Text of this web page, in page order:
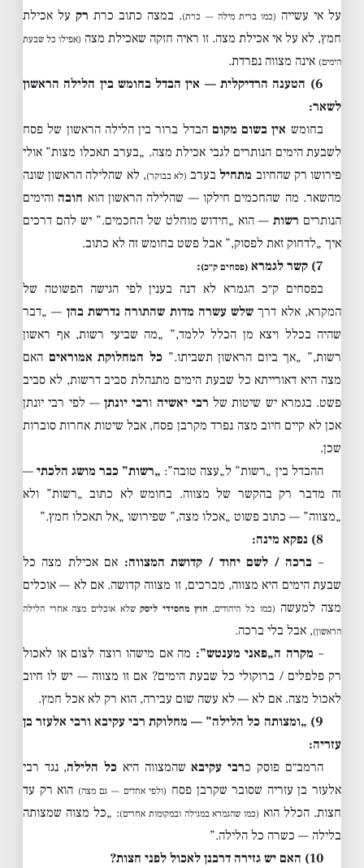
על אי עשייה (כמו ברית מילה — כרת). במצה כתוב כרת רקעל אכילת
חמץ, לא על אי אכילת מצה. זו ראיה חזקה שאכילת מצה (אפילו כל שבעת
הימים) אינה מצווה נפרדת.
6) הטענה הרדיקלית — אין הבדל בחומש בין הלילה הראשון
לשאר:
בחומש אין בשום מקום הבדל ברור בין הלילה הראשון של פסח
לשבעת הימים הנותרים לגבי אכילת מצה. „בערב תאכלו מצות” אולי
פירושו רק שהחיוב מתחילבערב (לא בבוקר), לא שהלילה הראשון שונה
מהשאר. מה שהחכמים חילקו — שהלילה הראשון הוא חובה והימים
הנותרים רשות— הוא „חידוש מוחלט של החכמים.” יש להם דרכים
איך „לדחוק זאת לפסוק,” אבל פשט בחומש זה לא כתוב.
7) קשר לגמרא
(פסחים ק״כ):
בפסחים ק״כ הגמרא לא דנה בענין לפי הגישה הפשוטה של
המקרא, אלא דרך שלש עשרה מדות שהתורה נדרשת בהן — „דבר
שהיה בכלל ויצא מן הכלל ללמד,” „מה שביעי רשות, אף ראשון
רשות,” „אך ביום הראשון תשביתו.” כל המחלוקת אמוראים האם
מצה היא דאורייתא כל שבעת הימים מתנהלת סביב דרשות, לא סביב
פשט. בגמרא יש שיטות של רבי יאשיה ורבי יונתן — לפי רבי יונתן
אכן לא קיים חיוב מצה נפרד מקרבן פסח, אבל שיטות אחרות סוברות
שכן.
ההבדל בין „רשות” ל„עצה טובה”: „רשות” כבר מושג הלכתי—
זה מדבר רק בהקשר של מצווה. בחומש לא כתוב „רשות” ולא
„מצווה” — כתוב פשוט „אכלו מצה,” שפירושו „אל תאכלו חמץ.”
8) נפקא מינה:
– ברכה / לשם יחוד / קדושת המצווה: אם אכילת מצה כל
שבעת הימים היא מצווה, מברכים, זו מצווה קדושה. אם לא — אוכלים
מצה למעשה (כמו כל היהודים, חוץ מחסידי ליסקשלא אוכלים מצה אחרי הלילה
הראשון), אבל בלי ברכה.
– מקרה ה„פאני מענטש”: מה אם מישהו רוצה לצום או לאכול
רק פלפלים / ברוקולי כל שבעת הימים? אם זו מצווה — יש לו חיוב
לאכול מצה. אם לא — לא עשה שום עבירה, הוא רק לא אכל חמץ.
9) „ומצותה כל הלילה” — מחלוקת רבי עקיבא ורבי אלעזר בן
עזריה:
הרמב״ם פוסק כרבי עקיבאשהמצווה היא כל הלילה, נגד רבי
אלעזר בן עזריה שסובר שקרבן פסח (ולפי אחדים — גם מצה) הוא רק עד
חצות. הכלל הוא (כמו שהגמרא במגילה ובמקומות אחרים): „כל מצוה שמצותה
בלילה — כשרה כל הלילה.”
10) האם יש גזירה דרבנן לאכול לפני חצות?